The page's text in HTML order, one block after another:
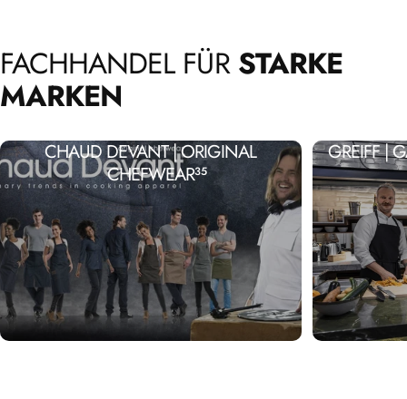
FACHHANDEL FÜR STARKE
MARKEN
CHAUD DEVANT | ORIGINAL
CHEFWEAR35
GREIFF |